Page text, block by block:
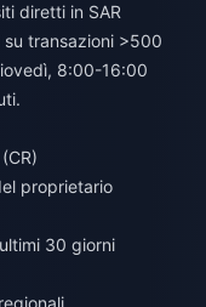
diretti in SAR
transazioni >500
8:00-16:00
proprietario
30 giorni